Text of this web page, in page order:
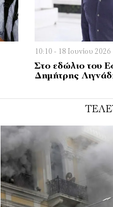
10:10 - 18 Ιουνίου 2026
Στο εδώλιο του
Δημήτρης